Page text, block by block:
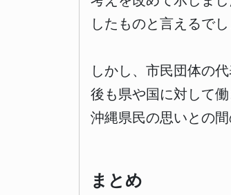
したものと言えるでし
しかし、市民団体の
後も県や国に対して
沖縄県民の思いとの
まとめ